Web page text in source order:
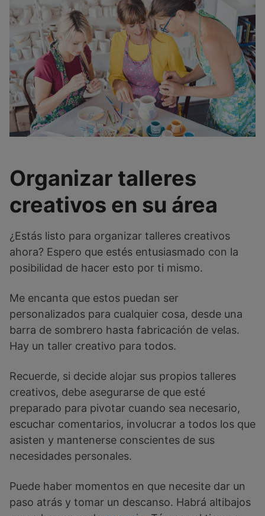
Organizar talleres
creativos en su área
¿Estás listo para organizar talleres creativos
ahora? Espero que estés entusiasmado con la
posibilidad de hacer esto por ti mismo.
Me encanta que estos puedan ser
personalizados para cualquier cosa, desde una
barra de sombrero hasta fabricación de velas.
Hay un taller creativo para todos.
Recuerde, si decide alojar sus propios talleres
creativos, debe asegurarse de que esté
preparado para pivotar cuando sea necesario,
escuchar comentarios, involucrar a todos los que
asisten y mantenerse conscientes de sus
necesidades personales.
Puede haber momentos en que necesite dar un
paso atrás y tomar un descanso. Habrá altibajos